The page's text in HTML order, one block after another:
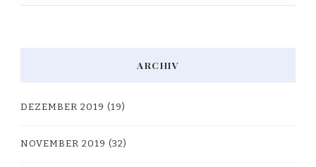
ARCHIV
DEZEMBER 2019 (19)
NOVEMBER 2019 (32)